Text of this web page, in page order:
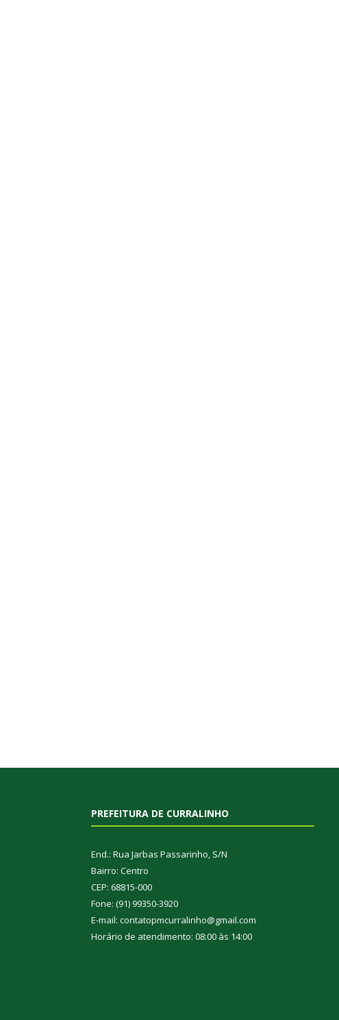
PREFEITURA DE CURRALINHO
End.: Rua Jarbas Passarinho, S/N
Bairro: Centro
CEP: 68815-000
Fone: (91) 99350-3920
E-mail: contatopmcurralinho@gmail.com
Horário de atendimento: 08:00 às 14:00